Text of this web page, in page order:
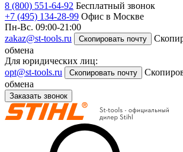
8 (800) 551-64-92 Бесплатный звонок
+7 (495) 134-28-99 Офис в Москве
Пн-Вс. 09:00-21:00
zakaz@st-tools.ru
Скопировать почту
обмена
Для юридических лиц:
opt@st-tools.ru
Скопировать почту
обмена
Заказать звонок